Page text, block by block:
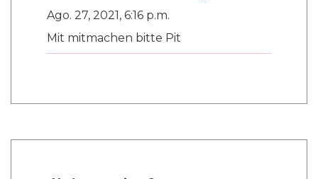
Ago. 27, 2021, 6:16 p.m.
Mit mitmachen bitte Pit